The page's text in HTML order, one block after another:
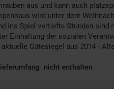
aus und kann auch
wird unter dem
ins Spiel vertiefte Stunden
Einhaltung der sozialen
Gütesiegel aus 2014 -
nicht enthalten